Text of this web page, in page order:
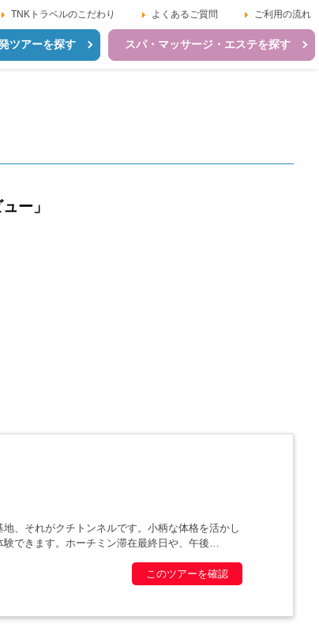
TNKトラベルのこだわり よくあるご質問 ご利用の流れ
ツアーを探す スパ・マッサージ・エステを探す
ー」
、それがクチトンネルです。小柄な体格を活かし
できます。ホーチミン滞在最終日や、午後
このツアーを確認